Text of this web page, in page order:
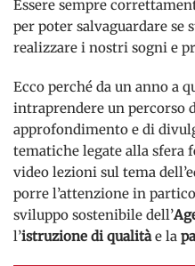
Essere sempre
per poter salvaguardare se
realizzare i nostri sogni e
Ecco perché da un anno a
intraprendere un percorso
approfondimento e di
tematiche legate alla sfera
video lezioni sul tema
porre l’attenzione in
sviluppo sostenibile dell’
l’istruzione di qualitàe la